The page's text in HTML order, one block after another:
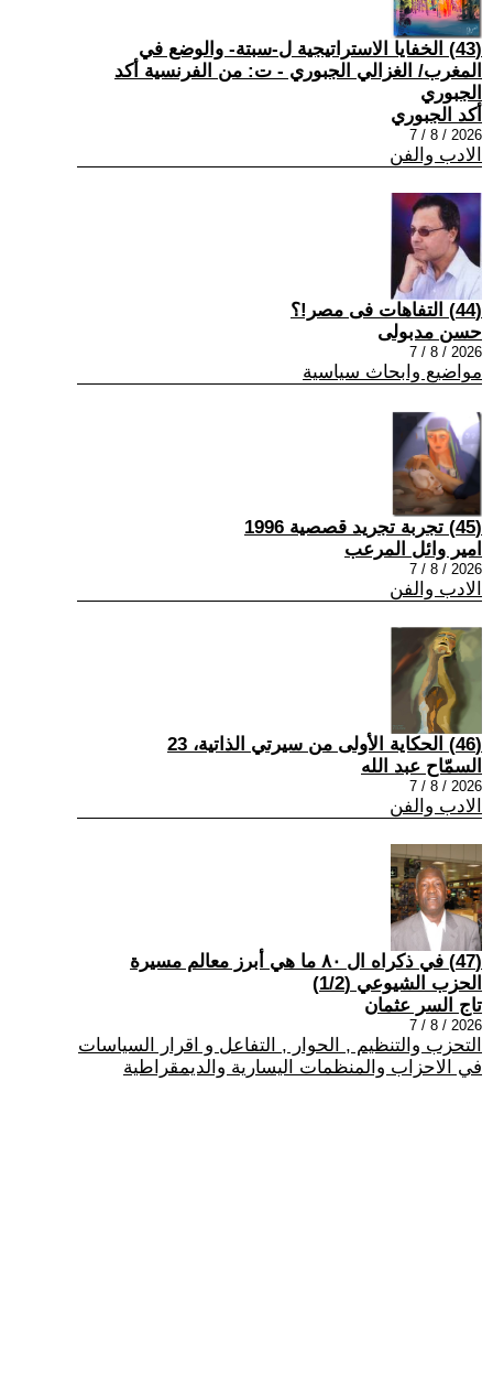
(43) الخفايا الاستراتيجية ل-سبتة- والوضع في
المغرب/ الغزالي الجبوري - ت: من الفرنسية أكد
الجبوري
أكد الجبوري
2026 / 8 / 7
الادب والفن
(44) التفاهات فى مصر!؟
حسن مدبولى
2026 / 8 / 7
مواضيع وابحاث سياسية
(45) تجربة تجريد قصصية 1996
امير وائل المرعب
2026 / 8 / 7
الادب والفن
(46) الحكاية الأولى من سيرتي الذاتية، 23
السمّاح عبد الله
2026 / 8 / 7
الادب والفن
(47) في ذكراه ال ٨٠ ما هي أبرز معالم مسيرة
الحزب الشيوعي (1/2)
تاج السر عثمان
2026 / 8 / 7
التحزب والتنظيم , الحوار , التفاعل و اقرار السياسات
في الاحزاب والمنظمات اليسارية والديمقراطية